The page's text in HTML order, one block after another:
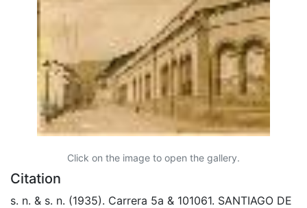
Click on the image to open the gallery.
Citation
s. n. & s. n. (1935). Carrera 5a & 101061. SANTIAGO DE